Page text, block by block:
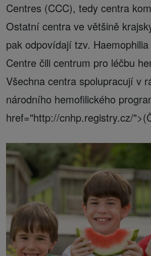
Centres (CCC), tedy centra
Ostatní centra ve většině
pak odpovídají tzv.
Centre čili centrum pro léčbu
Všechna centra spolupracují v
národního hemofilického
href="http://cnhp.registry.cz/